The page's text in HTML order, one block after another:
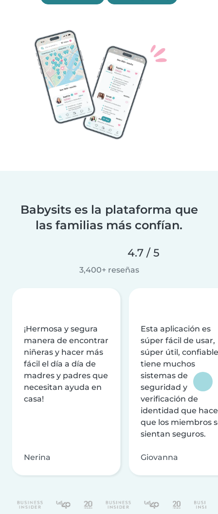
Babysits es la plataforma que
las familias más confían.
4.7 / 5
3,400+ reseñas
¡Hermosa y segura
manera de encontrar
niñeras y hacer más
fácil el día a día de
madres y padres que
necesitan ayuda en
casa!
Nerina
Esta aplicación es
súper fácil de usar,
súper útil,
tiene muchos
sistemas de
seguridad y
verificación de
identidad que
que los miembros
sientan seguros.
Giovanna